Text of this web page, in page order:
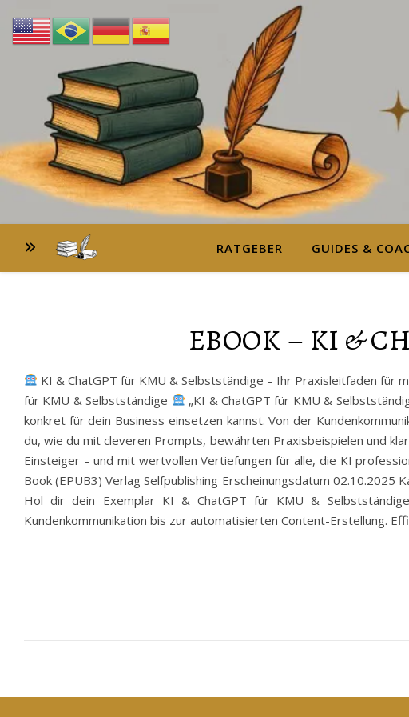
RATGEBER GUIDES &
EBOOK – KI &
KI & ChatGPT für KMU & Selbstständige – Ihr Praxisleitfaden für
für KMU & Selbstständige
„KI & ChatGPT für KMU &
konkret für dein Business einsetzen kannst. Von der
du, wie du mit cleveren Prompts, bewährten Praxisbeispielen und
Einsteiger – und mit wertvollen Vertiefungen für alle, die KI
Book (EPUB3) Verlag Selfpublishing Erscheinungsdatum
Hol dir dein Exemplar KI & ChatGPT für KMU &
Kundenkommunikation bis zur automatisierten Content-Erstellung.